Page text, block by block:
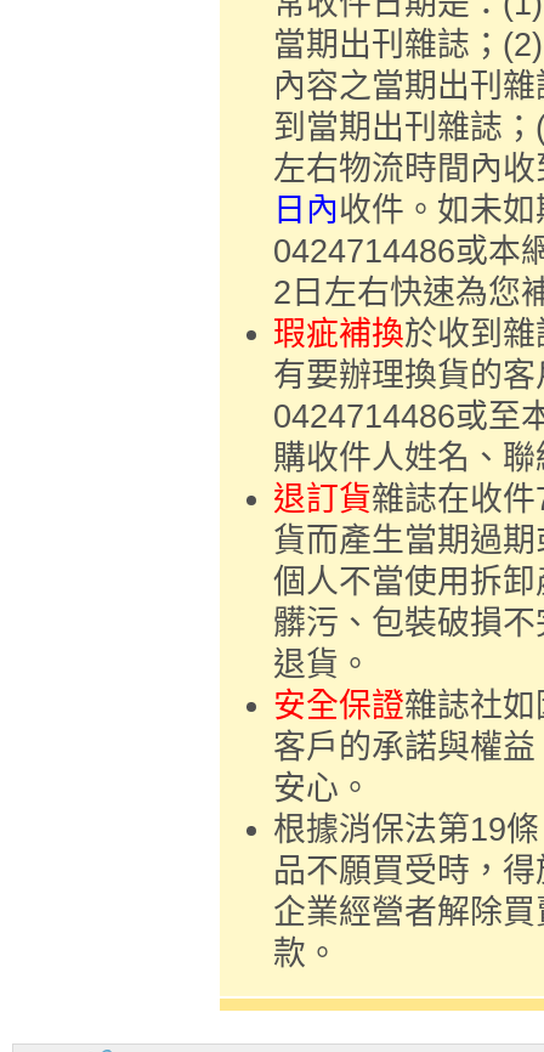
當期出刊雜誌；(2)
內容之當期出刊
到當期出刊雜誌；
左右物流時間內
日內收件。如未
0424714486或本
2日左右快速為您
瑕疵補換於收到
有要辦理換貨的
0424714486或至
購收件人姓名、
退訂貨雜誌在收
貨而產生當期過
個人不當使用拆
髒污、包裝破損
退貨。
安全保證雜誌社
客戶的承諾與權
安心。
根據消保法第19
品不願買受時，得
企業經營者解除
款。